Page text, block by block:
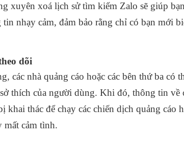
xuyên xoá lịch sử tìm kiếm Zalo sẽ giúp
nhạy cảm, đảm bảo rằng chỉ có bạn mới
dõi
các nhà quảng cáo hoặc các bên thứ ba có
thích của người dùng. Khi đó, thông tin về
khai thác để chạy các chiến dịch quảng
mất cảm tình.